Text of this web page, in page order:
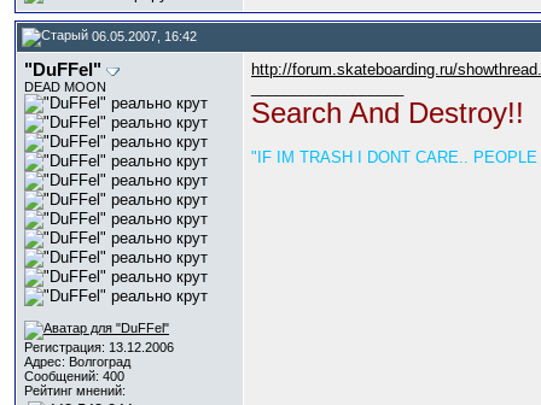
06.05.2007, 16:42
"DuFFel"
DEAD MOON
Регистрация: 13.12.2006
Адрес: Волгоград
Сообщений: 400
Рейтинг мнений:
http://forum.skateboarding.ru/
Search And Destroy!!
"IF IM TRASH I DONT CARE..